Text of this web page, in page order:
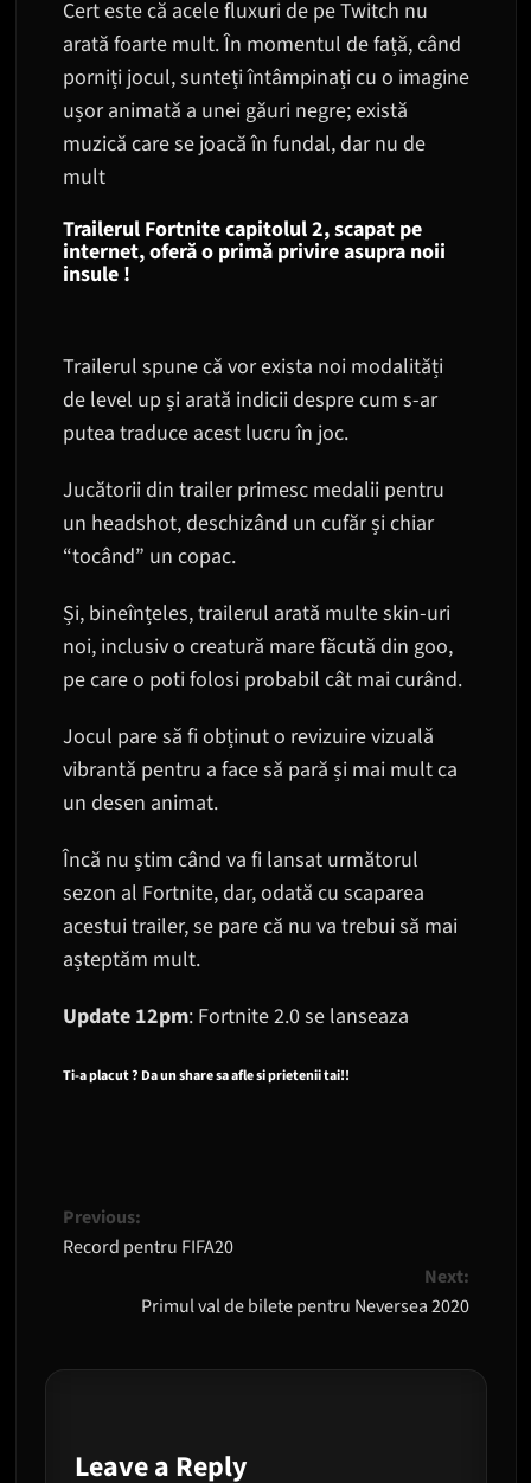
Cert este că acele fluxuri de pe Twitch nu
arată foarte mult. În momentul de față, când
porniți jocul, sunteți întâmpinați cu o imagine
ușor animată a unei găuri negre; există
muzică care se joacă în fundal, dar nu de
mult
Trailerul Fortnite capitolul 2, scapat pe
internet, oferă o primă privire asupra noii
insule !
Trailerul spune că vor exista noi modalități
de level up și arată indicii despre cum s-ar
putea traduce acest lucru în joc.
Jucătorii din trailer primesc medalii pentru
un headshot, deschizând un cufăr și chiar
“tocând” un copac.
Și, bineînțeles, trailerul arată multe skin-uri
noi, inclusiv o creatură mare făcută din goo,
pe care o poti folosi probabil cât mai curând.
Jocul pare să fi obținut o revizuire vizuală
vibrantă pentru a face să pară și mai mult ca
un desen animat.
Încă nu știm când va fi lansat următorul
sezon al Fortnite, dar, odată cu scaparea
acestui trailer, se pare că nu va trebui să mai
așteptăm mult.
Update 12pm: Fortnite 2.0 se lanseaza
Ti-a placut ? Da un share sa afle si prietenii tai!!
Post
navigation
Previous:
Record pentru FIFA20
Next:
Primul val de bilete pentru Neversea 2020
Leave a Reply